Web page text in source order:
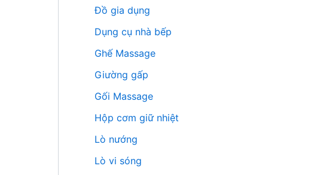
Đồ gia dụng
Dụng cụ nhà bếp
Ghế Massage
Giường gấp
Gối Massage
Hộp cơm giữ nhiệt
Lò nướng
Lò vi sóng